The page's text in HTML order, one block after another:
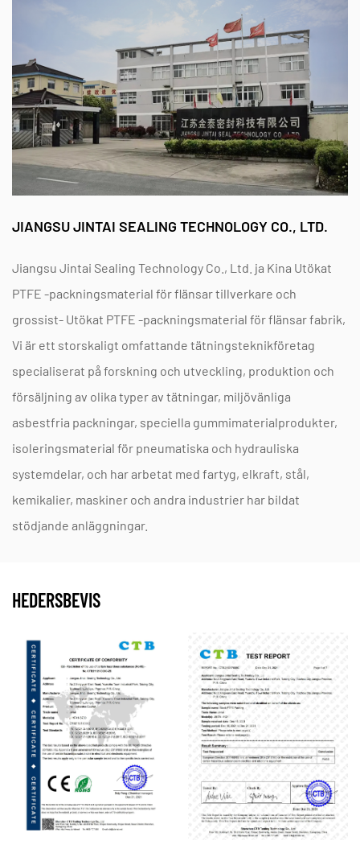
ersättningsfrekvensen och minskar
underhållskostnaderna.
Vanliga frågor
F: Kan din utvidgadepolytetrafluoroetylen (EPTFE)
packningsmaterialanvändas i High Temperature Steam
Applications?
flänspackningar är utformade för att motstå ånga
och extrema temperaturer utan nedbrytning.
F: Kan detta material utsättas för svavelsyra?
A: Ja, vår kemiskt resistentaEPTFE PASKET -
MATERIAL FÖR PITERFLANSkommer till och med att
motstå mycket frätande syror som svavel- och
saltsyror.
F: Erbjuder du packningar för ANSI B16,5 flänsar?
flänsar i både standard- och anpassade storlekar.
F: Varför är dina packningar idealiska för högtryckssystem?
och upprätthåller tätningsintegritet under extrem
komprimering.
JIANGSU JINTAI SEALING TECHNOLOGY CO., LTD.
Jiangsu Jintai Sealing Technology Co., Ltd. ja Kina Utökat
PTFE -packningsmaterial för flänsar tillverkare och
grossist- Utökat PTFE -packningsmaterial för flänsar fabrik,
Vi är ett storskaligt omfattande tätningsteknikföretag
specialiserat på forskning och utveckling, produktion och
försäljning av olika typer av tätningar, miljövänliga
asbestfria packningar, speciella gummimaterialprodukter,
isoleringsmaterial för pneumatiska och hydrauliska
systemdelar, och har arbetat med fartyg, elkraft, stål,
kemikalier, maskiner och andra industrier har bildat
stödjande anläggningar.
HEDERSBEVIS